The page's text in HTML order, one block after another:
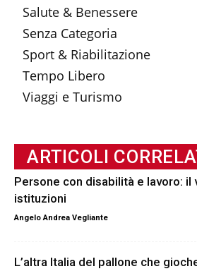
Salute & Benessere
Senza Categoria
Sport & Riabilitazione
Tempo Libero
Viaggi e Turismo
ARTICOLI
Persone con disabilità e lavoro: il
istituzioni
Angelo Andrea Vegliante
L’altra Italia del pallone che